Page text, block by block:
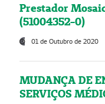
Prestador
(51004352-0)
01 de Outubro de 2020
MUDANÇA DE
SERVIÇOS